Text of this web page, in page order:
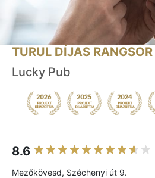
TURUL DÍJAS RANGSOR
Lucky Pub
8.6
Mezőkövesd, Széchenyi út 9.